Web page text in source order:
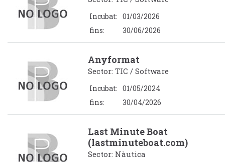
Incubat: 01/03/2026
fins:
30/06/2026
Anyformat
Sector: TIC / Software
Incubat: 01/05/2024
fins:
30/04/2026
Last Minute Boat
(lastminuteboat.com)
Sector: Nàutica